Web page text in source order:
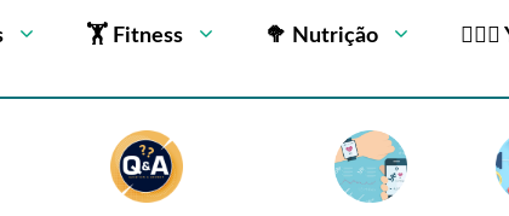
🏋 Fitness 🥦 Nutrição